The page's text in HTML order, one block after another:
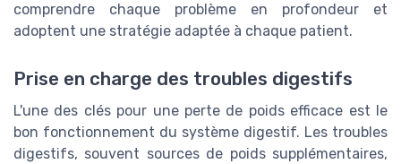
comprendre chaque problème en profondeur et
adoptent une stratégie adaptée à chaque patient.
Prise en charge des troubles digestifs
L'une des clés pour une perte de poids efficace est le
bon fonctionnement du système digestif. Les troubles
digestifs, souvent sources de poids supplémentaires,